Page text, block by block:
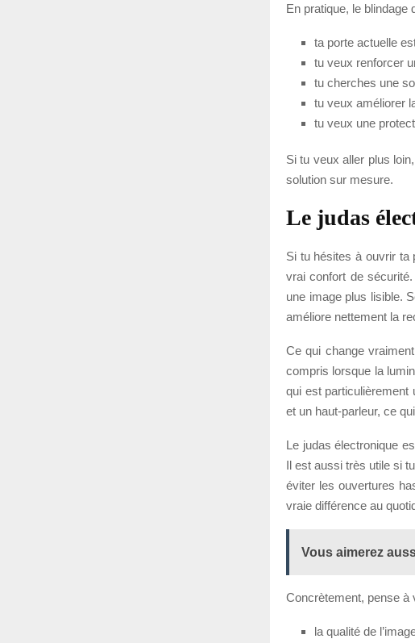
En pratique, le blindage
ta porte actuelle
tu veux renforcer
tu cherches une
tu veux améliorer
tu veux une
Si tu veux aller plus
solution sur mesure.
Le judas
Si tu hésites à ouvrir ta
vrai confort de
une image plus lisible.
améliore nettement la
Ce qui change
compris lorsque la
qui est particulièrement
et un haut-parleur, ce
Le judas électronique
Il est aussi très utile si
éviter les ouvertures
vraie différence au
Vous aimerez
Concrètement, pense à
la qualité de